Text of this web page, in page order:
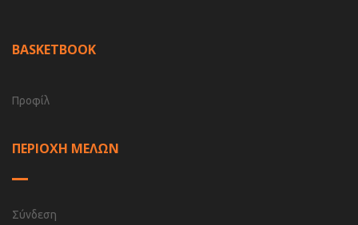
BASKETBOOK
Προφίλ
ΠΕΡΙΟΧΗ ΜΕΛΩΝ
Σύνδεση